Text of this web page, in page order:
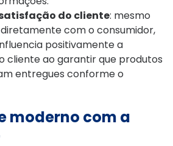
do cliente: mesmo
com o consumidor,
positivamente a
cliente ao garantir que produtos
entregues conforme o
moderno com a